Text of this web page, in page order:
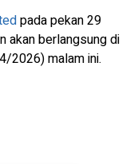
pada pekan 29
akan berlangsung di
2026) malam ini.